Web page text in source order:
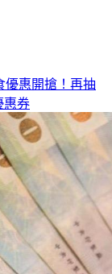
優惠開搶！再抽
惠券